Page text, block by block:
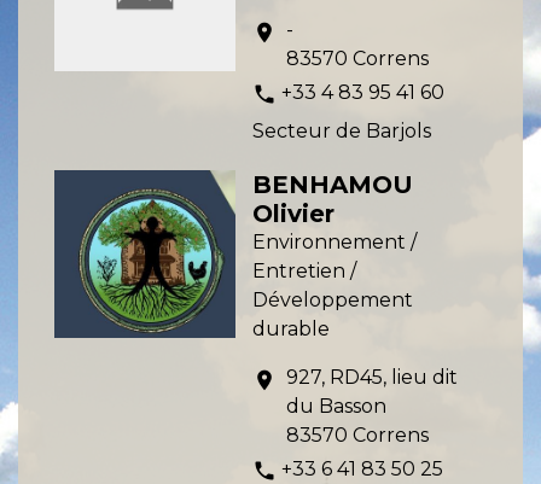
location_on
-
83570 Correns
phone +33 4 83 95 41 60
Secteur de Barjols
BENHAMOU
Olivier
Environnement /
Entretien /
Développement
durable
location_on
927, RD45, lieu dit
du Basson
83570 Correns
phone +33 6 41 83 50 25